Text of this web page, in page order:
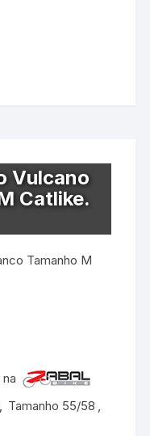
Vulcano
Catlike.
Tamanho M
na
, Tamanho 55/58 ,